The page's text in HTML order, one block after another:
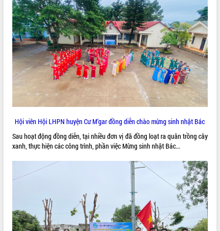
QUY HOẠCH - KẾ HOẠCH
VIDEO
Hội viên Hội LHPN huyện Cư M’gar đồng diễn chào mừng sinh nhật Bác
Sau hoạt động đồng diễn, tại nhiều đơn vị đã đồng loạt ra quân trồng cây
xanh, thực hiện các công trình, phần việc Mừng sinh nhật Bác...